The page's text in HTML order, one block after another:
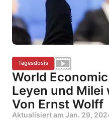
Tagesdosis
World
Leyen und Milei
Von Ernst Wolff
Aktualisiert am Jan. 29,